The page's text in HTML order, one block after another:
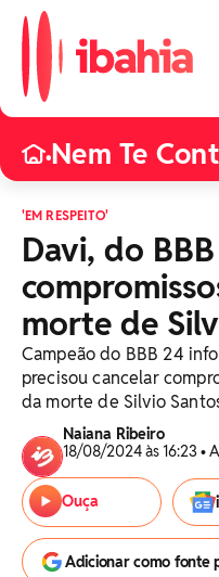
•Nem Te
'EM RESPEITO'
Davi, do
morte de
Campeão do BBB 24
precisou cancelar
da morte de Silvio
Naiana Ribeiro
18/08/2024 às 16:23 •
Ouça
Adicionar como fonte